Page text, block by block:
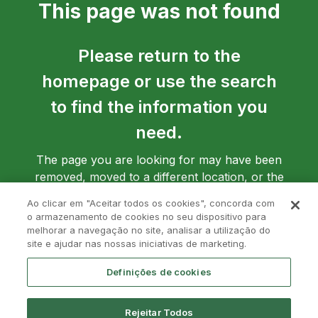
This page was not found
Please return to the
homepage or use the search
to find the information you
need.
The page you are looking for may have been
removed, moved to a different location, or the
Ao clicar em "Aceitar todos os cookies", concorda com
o armazenamento de cookies no seu dispositivo para
melhorar a navegação no site, analisar a utilização do
site e ajudar nas nossas iniciativas de marketing.
Definições de cookies
Rejeitar Todos